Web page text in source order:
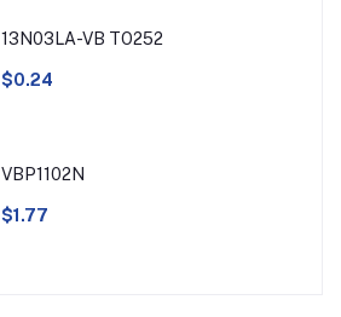
13N03LA-VB TO252
$0.24
VBP1102N
$1.77